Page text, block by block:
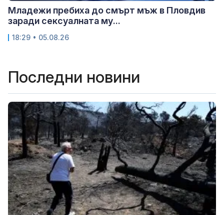
Младежи пребиха до смърт мъж в Пловдив
заради сексуалната му...
18:29 • 05.08.26
Последни новини